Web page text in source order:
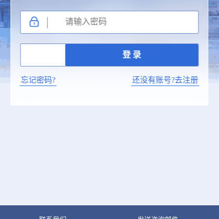
忘记密码? 还没有账号?去注册